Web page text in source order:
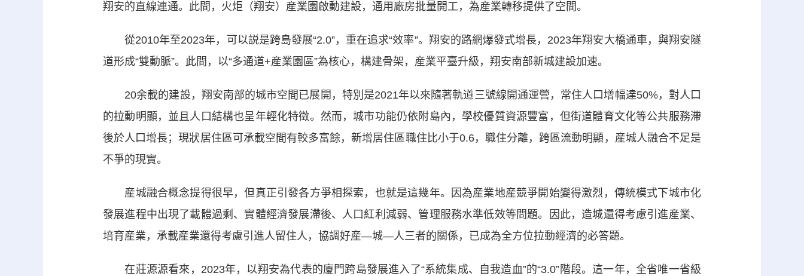
翔安的直線連通。此間，火炬（翔安）産業園啟動建設，通用廠房批量開工，為産業轉移提供了空間。
從2010年至2023年，可以説是跨島發展“2.0”，重在追求“效率”。翔安的路網爆發式增長，2023年翔安大橋通車，與翔安隧
道形成“雙動脈”。此間，以“多通道+産業園區”為核心，構建骨架，産業平臺升級，翔安南部新城建設加速。
20余載的建設，翔安南部的城市空間已展開，特別是2021年以來隨著軌道三號線開通運營，常住人口增幅達50%，對人口
的拉動明顯，並且人口結構也呈年輕化特徵。然而，城市功能仍依附島內，學校優質資源豐富，但街道體育文化等公共服務滯
後於人口增長；現狀居住區可承載空間有較多富餘，新增居住區職住比小于0.6，職住分離，跨區流動明顯，産城人融合不足是
不爭的現實。
産城融合概念提得很早，但真正引發各方爭相探索，也就是這幾年。因為産業地産競爭開始變得激烈，傳統模式下城市化
發展進程中出現了載體過剩、實體經濟發展滯後、人口紅利減弱、管理服務水準低效等問題。因此，造城還得考慮引進産業、
培育産業，承載産業還得考慮引進人留住人，協調好産—城—人三者的關係，已成為全方位拉動經濟的必答題。
在莊源源看來，2023年，以翔安為代表的廈門跨島發展進入了“系統集成、自我造血”的“3.0”階段。這一年，全省唯一省級